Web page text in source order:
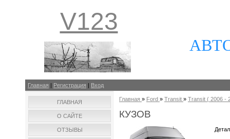
V123
Главная | Регистрация | Вход
ГЛАВНАЯ
О САЙТЕ
ОТЗЫВЫ
Главная » Ford » Transit » Transit ( 2006 -
КУЗОВ